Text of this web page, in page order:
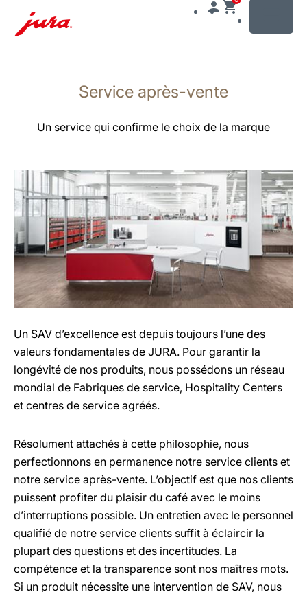
Service après-vente
Un service qui confirme le choix de la marque
Un SAV d’excellence est depuis toujours l’une des
valeurs fondamentales de JURA. Pour garantir la
longévité de nos produits, nous possédons un réseau
mondial de Fabriques de service, Hospitality Centers
et centres de service agréés.
Résolument attachés à cette philosophie, nous
perfectionnons en permanence notre service clients et
notre service après-vente. L’objectif est que nos clients
puissent profiter du plaisir du café avec le moins
d’interruptions possible. Un entretien avec le personnel
qualifié de notre service clients suffit à éclaircir la
plupart des questions et des incertitudes. La
compétence et la transparence sont nos maîtres mots.
Si un produit nécessite une intervention de SAV, nous